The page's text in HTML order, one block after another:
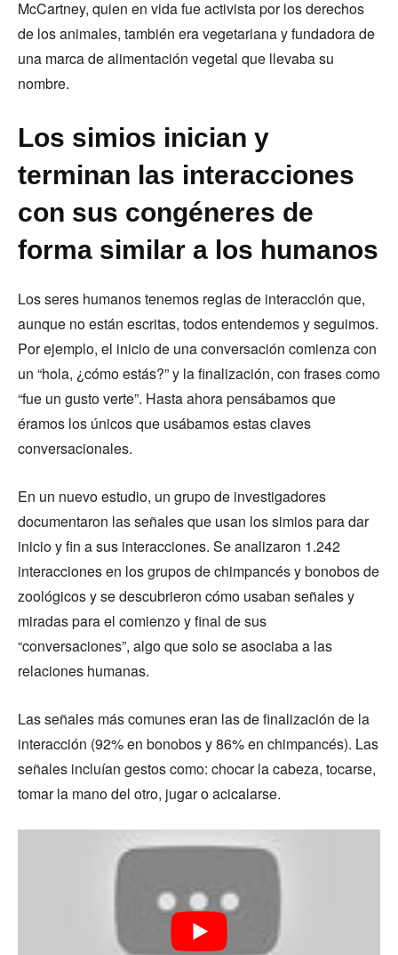
McCartney, quien en vida fue activista por los derechos
de los animales, también era vegetariana y fundadora de
una marca de alimentación vegetal que llevaba su
nombre.
Los simios inician y
terminan las interacciones
con sus congéneres de
forma similar a los humanos
Los seres humanos tenemos reglas de interacción que,
aunque no están escritas, todos entendemos y seguimos.
Por ejemplo, el inicio de una conversación comienza con
un “hola, ¿cómo estás?” y la finalización, con frases como
“fue un gusto verte”. Hasta ahora pensábamos que
éramos los únicos que usábamos estas claves
conversacionales.
En un nuevo estudio, un grupo de investigadores
documentaron las señales que usan los simios para dar
inicio y fin a sus interacciones. Se analizaron 1.242
interacciones en los grupos de chimpancés y bonobos de
zoológicos y se descubrieron cómo usaban señales y
miradas para el comienzo y final de sus
“conversaciones”, algo que solo se asociaba a las
relaciones humanas.
Las señales más comunes eran las de finalización de la
interacción (92% en bonobos y 86% en chimpancés). Las
señales incluían gestos como: chocar la cabeza, tocarse,
tomar la mano del otro, jugar o acicalarse.